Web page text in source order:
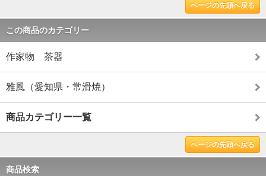
ページの先頭へ戻る
この商品のカテゴリー
作家物 茶器
雅風（愛知県・常滑焼）
商品カテゴリー一覧
ページの先頭へ戻る
商品検索